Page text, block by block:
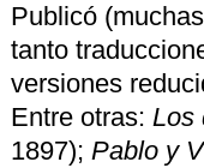
Publicó
tanto
versiones
Entre otras: Los
1897); Pablo y